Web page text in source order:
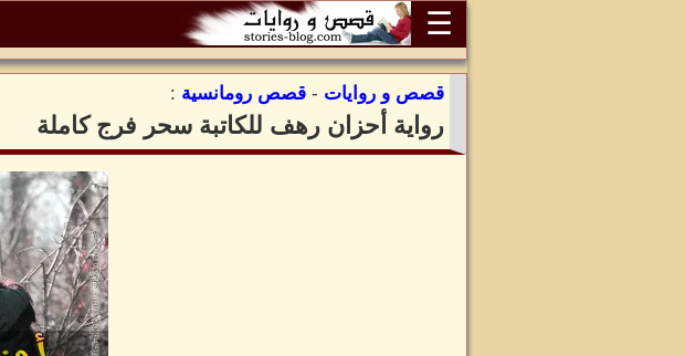
☰
قصص و روايات - قصص رومانسية :
رواية أحزان رهف للكاتبة سحر فرج كاملة